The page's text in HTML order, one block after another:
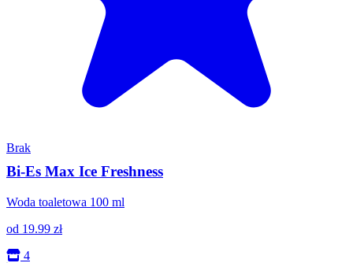
Brak
Bi-Es Max Ice Freshness
Woda toaletowa 100 ml
od 19.99 zł
4